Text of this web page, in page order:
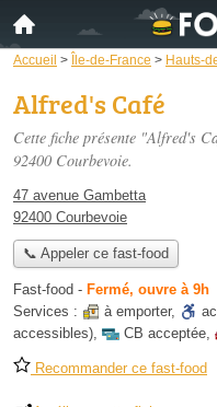
Accueil > Île-de-France > Hauts-
Alfred's Café
Cette fiche présente "Alfred's
92400 Courbevoie.
47 avenue Gambetta
92400 Courbevoie
📞 Appeler ce fast-food
Fast-food - Fermé, ouvre à 9h
Services :
à emporter,
accessibles), CB acceptée,
Recommander ce fast-food